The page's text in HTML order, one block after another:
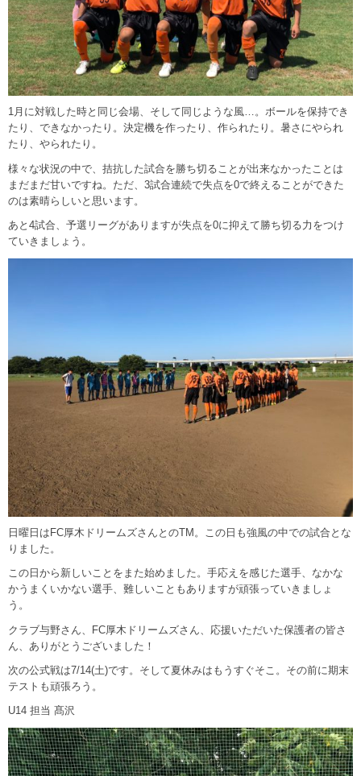
1月に対戦した時と同じ会場、そして同じような風…。ボールを保持でき
たり、できなかったり。決定機を作ったり、作られたり。暑さにやられ
たり、やられたり。
様々な状況の中で、拮抗した試合を勝ち切ることが出来なかったことは
まだまだ甘いですね。ただ、3試合連続で失点を0で終えることができた
のは素晴らしいと思います。
あと4試合、予選リーグがありますが失点を0に抑えて勝ち切る力をつけ
ていきましょう。
日曜日はFC厚木ドリームズさんとのTM。この日も強風の中での試合とな
りました。
この日から新しいことをまた始めました。手応えを感じた選手、なかな
かうまくいかない選手、難しいこともありますが頑張っていきましょ
う。
クラブ与野さん、FC厚木ドリームズさん、応援いただいた保護者の皆さ
ん、ありがとうございました！
次の公式戦は7/14(土)です。そして夏休みはもうすぐそこ。その前に期末
テストも頑張ろう。
U14 担当 髙沢